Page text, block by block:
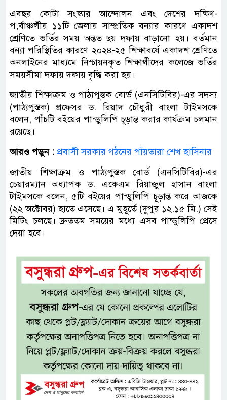
এবছর কোটা সংস্কার আন্দোলন এবং দেশের দক্ষিণ-
প‚র্বাঞ্চলীয় ১১টি জেলায় সাম্প্রতিক বন্যার কারণে একাদশ
শ্রেণিতে ভর্তির সময় অন্তত ছয় দফায় বাড়ানো হয়। বর্তমান
বন্যা পরিস্থিতির কারণে ২০২৪-২৫ শিক্ষাবর্ষে একাদশ শ্রেণিতে
অনলাইনের মাধ্যমে নিশ্চায়নকৃত শিক্ষার্থীদের কলেজে ভর্তির
সময়সীমা দফায় দফায় বৃদ্ধি করা হয়।
জাতীয় শিক্ষাক্রম ও পাঠ্যপুস্তক বোর্ড (এনসিটিবির)-এর সদস্য
(পাঠ্যপুস্তক) প্রফেসর ড. রিয়াদ চৌধুরী বাংলা টাইমসকে
বলেন, পাঁচটি বইয়ের পান্ডুলিপি চূড়ান্ত করার কার্যক্রম চলমান
রয়েছে।
আরও পড়ুন : প্রবাসী সরকার গঠনের পাঁয়তারা শেখ হাসিনার
জাতীয় শিক্ষাক্রম ও পাঠ্যপুস্তক বোর্ড (এনসিটিবির)-এর
চেয়ারম্যান অধ্যাপক ড. একেএম রিয়াজুল হাসান বাংলা
টাইমসকে বলেন, ৫টি বইয়ের পান্ডুলিপি চূড়ান্ত করে আজকে
(২২ অক্টোবর) হাতে এসেছে। এ মুহূর্তে (দুপুর ১২.১৫ মি.) সেই
মিটিং চলছে। দ্রুততম সময়ের মধ্যে এসব পান্ডুলিপি প্রেসে
দেয়া হবে।